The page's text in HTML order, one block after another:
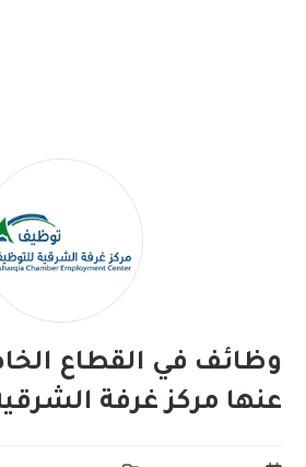
وظائف في القطاع
عنها مركز غرفة